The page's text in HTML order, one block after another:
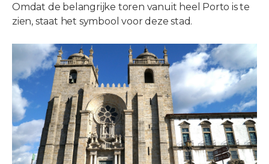
Omdat de belangrijke toren vanuit heel Porto is te
zien, staat het symbool voor deze stad.